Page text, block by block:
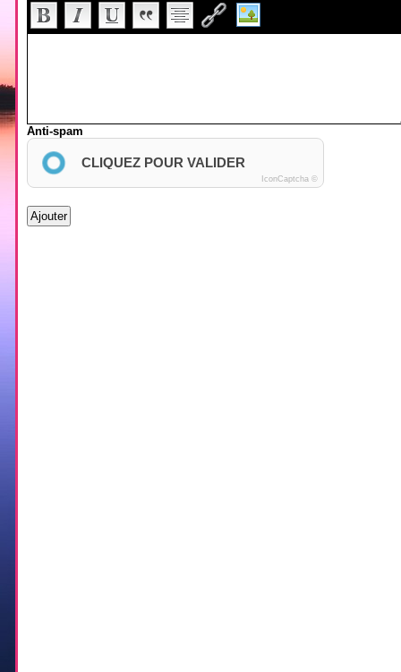
Anti-spam
CLIQUEZ POUR VALIDER
IconCaptcha ©